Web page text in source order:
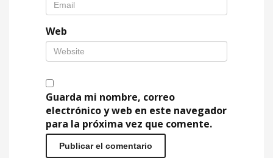
Web
Guarda mi nombre, correo
electrónico y web en este navegador
para la próxima vez que comente.